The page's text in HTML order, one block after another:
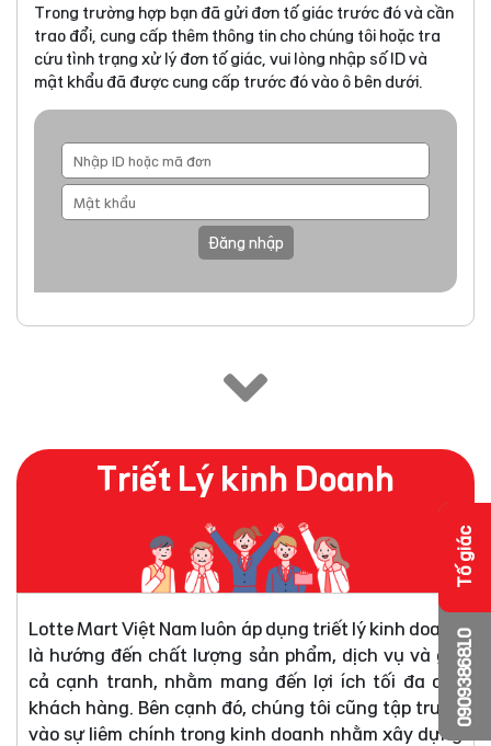
Trong trường hợp bạn đã gửi đơn tố giác trước đó và cần
trao đổi, cung cấp thêm thông tin cho chúng tôi hoặc tra
cứu tình trạng xử lý đơn tố giác, vui lòng nhập số ID và
mật khẩu đã được cung cấp trước đó vào ô bên dưới.
Đăng nhập
Triết Lý kinh Doanh
Lotte Mart Việt Nam luôn áp dụng triết lý kinh doanh
là hướng đến chất lượng sản phẩm, dịch vụ và giá
cả cạnh tranh, nhằm mang đến lợi ích tối đa cho
khách hàng. Bên cạnh đó, chúng tôi cũng tập trung
vào sự liêm chính trong kinh doanh nhằm xây dựng
0909386810
Tố giác